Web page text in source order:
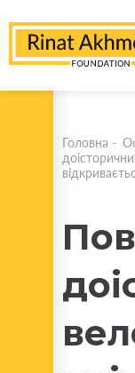
Головна -